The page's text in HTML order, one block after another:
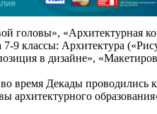
головы», «Архитектурная
7-9 классы: Архитектура
в дизайне»,
время Декады проводились
архитектурного